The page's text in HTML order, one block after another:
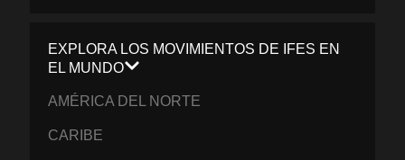
EXPLORA LOS MOVIMIENTOS DE IFES EN
EL MUNDO
AMÉRICA DEL NORTE
CARIBE